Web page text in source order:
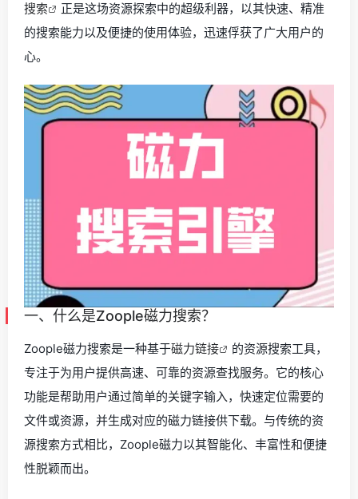
搜索
正是这场资源探索中的超级利器，以其快速、精准
的搜索能力以及便捷的使用体验，迅速俘获了广大用户的
心。
一、什么是Zoople磁力搜索？
Zoople磁力搜索是一种基于磁力链接
的资源搜索工具，
专注于为用户提供高速、可靠的资源查找服务。它的核心
功能是帮助用户通过简单的关键字输入，快速定位需要的
文件或资源，并生成对应的磁力链接供下载。与传统的资
源搜索方式相比，Zoople磁力以其智能化、丰富性和便捷
性脱颖而出。